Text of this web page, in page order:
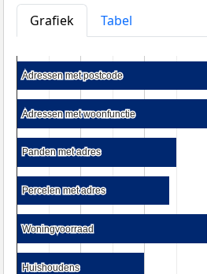
Grafiek
Tabel
Adressen met postcode
Adressen met postcode
Adressen met woonfunctie
Adressen met woonfunctie
Panden met adres
Panden met adres
Percelen met adres
Percelen met adres
Woningvoorraad
Woningvoorraad
Huishoudens
Huishoudens